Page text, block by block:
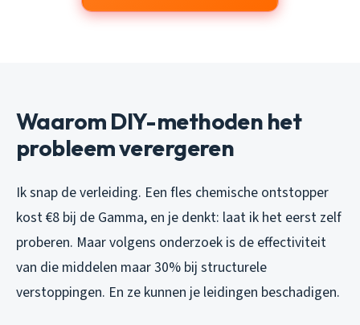
Waarom DIY-methoden het
probleem verergeren
Ik snap de verleiding. Een fles chemische ontstopper
kost €8 bij de Gamma, en je denkt: laat ik het eerst zelf
proberen. Maar volgens onderzoek is de effectiviteit
van die middelen maar 30% bij structurele
verstoppingen. En ze kunnen je leidingen beschadigen.